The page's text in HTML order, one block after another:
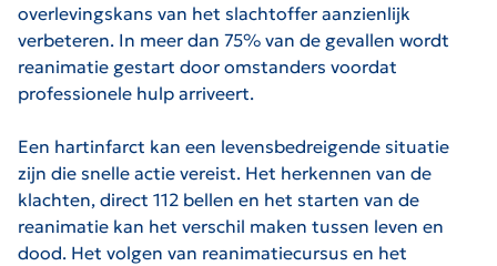
overlevingskans van het slachtoffer aanzienlijk
verbeteren. In meer dan 75% van de gevallen wordt
reanimatie gestart door omstanders voordat
professionele hulp arriveert.
Een hartinfarct kan een levensbedreigende situatie
zijn die snelle actie vereist. Het herkennen van de
klachten, direct 112 bellen en het starten van de
reanimatie kan het verschil maken tussen leven en
dood. Het volgen van reanimatiecursus en het